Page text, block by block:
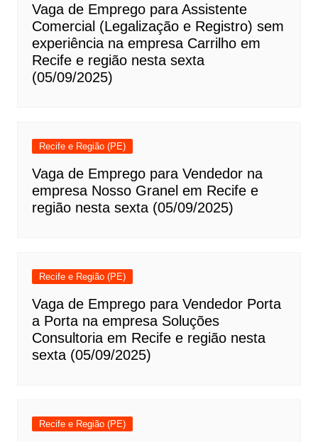
Vaga de Emprego para Assistente
Comercial (Legalização e Registro) sem
experiência na empresa Carrilho em
Recife e região nesta sexta
(05/09/2025)
Recife e Região (PE)
Vaga de Emprego para Vendedor na
empresa Nosso Granel em Recife e
região nesta sexta (05/09/2025)
Recife e Região (PE)
Vaga de Emprego para Vendedor Porta
a Porta na empresa Soluções
Consultoria em Recife e região nesta
sexta (05/09/2025)
Recife e Região (PE)